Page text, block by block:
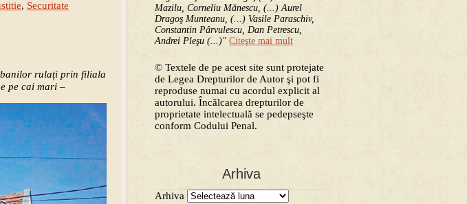
Mazilu, Corneliu Mănescu, (...) Aurel
Dragoş Munteanu, (...) Vasile Paraschiv,
Constantin Pârvulescu, Dan Petrescu,
Andrei Pleşu (...)" Citeşte mai mult
© Textele de pe acest site sunt protejate
de Legea Drepturilor de Autor şi pot fi
reproduse numai cu acordul explicit al
autorului. Încălcarea drepturilor de
proprietate intelectuală se pedepseşte
conform Codului Penal.
Arhiva
Arhiva
, Securitate
banilor rulați prin filiala
pe cai mari –